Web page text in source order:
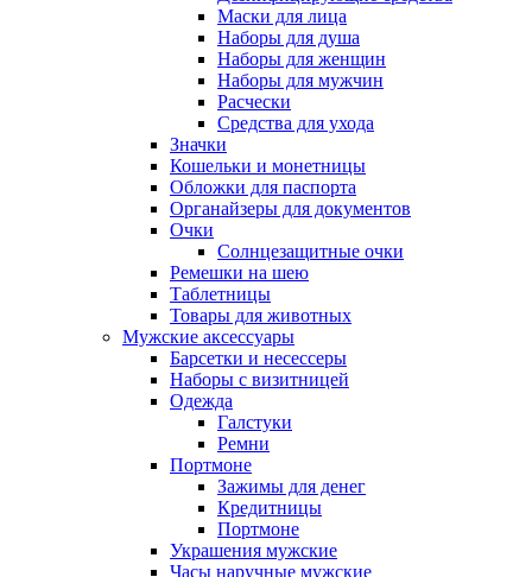
Маски для лица
Наборы для душа
Наборы для женщин
Наборы для мужчин
Расчески
Средства для ухода
Значки
Кошельки и монетницы
Обложки для паспорта
Органайзеры для документов
Очки
Солнцезащитные очки
Ремешки на шею
Таблетницы
Товары для животных
Мужские аксессуары
Барсетки и несессеры
Наборы с визитницей
Одежда
Галстуки
Ремни
Портмоне
Зажимы для денег
Кредитницы
Портмоне
Украшения мужские
Часы наручные мужские